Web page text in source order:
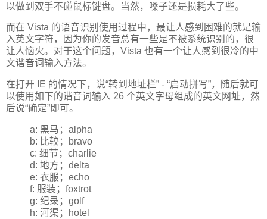
以做到双手不碰鼠标键盘。当然，嗓子还是损耗大了些。
而在 Vista 的语音识别使用过程中，最让人感到困难的就是输
入英文字符，因为你的发音总有一些是不被系统识别的，很
让人恼火。对于这个问题，Vista 也有一个让人感到很冷的中
文谐音词输入方法。
在打开 IE 的情况下，说“转到地址栏” - “启动拼写”，随后就可
以使用如下的谐音词输入 26 个英文字母组成的英文网址，然
后说“确定”即可。
a: 黑马；alpha
b: 比较；bravo
c: 细节；charlie
d: 地方；delta
e: 衣服；echo
f: 服装；foxtrot
g: 纪录；golf
h: 河渠；hotel